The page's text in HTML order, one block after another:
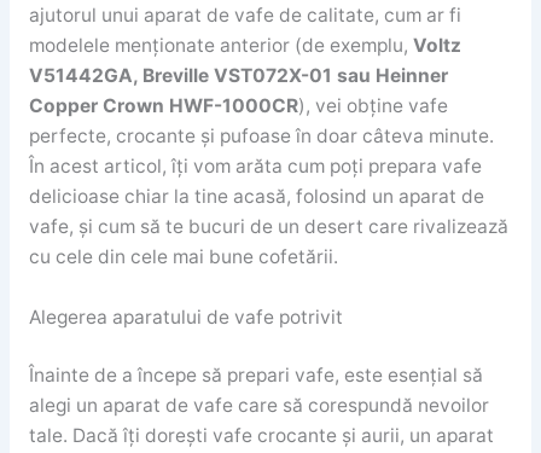
ajutorul unui aparat de vafe de calitate, cum ar fi
modelele menționate anterior (de exemplu, Voltz
V51442GA, Breville VST072X-01 sau Heinner
Copper Crown HWF-1000CR), vei obține vafe
perfecte, crocante și pufoase în doar câteva minute.
În acest articol, îți vom arăta cum poți prepara vafe
delicioase chiar la tine acasă, folosind un aparat de
vafe, și cum să te bucuri de un desert care rivalizează
cu cele din cele mai bune cofetării.
Alegerea aparatului de vafe potrivit
Înainte de a începe să prepari vafe, este esențial să
alegi un aparat de vafe care să corespundă nevoilor
tale. Dacă îți dorești vafe crocante și aurii, un aparat